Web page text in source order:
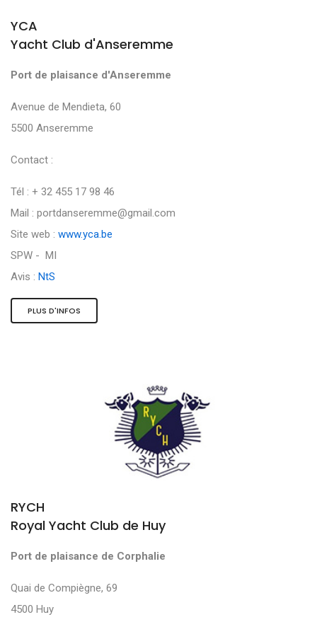
YCA
Yacht Club d'Anseremme
Port de plaisance d'Anseremme
Avenue de Mendieta, 60
5500 Anseremme
Contact :
Tél : + 32 455 17 98 46
Mail : portdanseremme@gmail.com
Site web : www.yca.be
SPW - MI
Avis : NtS
PLUS D'INFOS
RYCH
Royal Yacht Club de Huy
Port de plaisance de Corphalie
Quai de Compiègne, 69
4500 Huy